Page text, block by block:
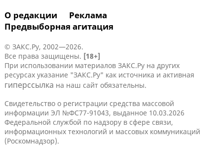
О редакции
Реклама
Предвыборная агитация
© ЗАКС.Ру, 2002—2026.
Все права защищены. [18+]
При использовании материалов ЗАКС.Ру на других
ресурсах указание "ЗАКС.Ру" как источника и активная
гиперссылка на наш сайт обязательны.
Свидетельство о регистрации средства массовой
информации ЭЛ №ФС77-91043, выданное 10.03.2026
Федеральной службой по надзору в сфере связи,
информационных технологий и массовых коммуникаций
(Роскомнадзор).